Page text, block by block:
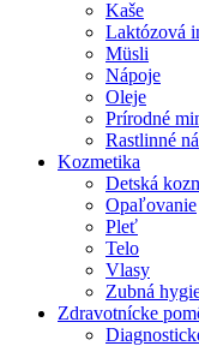
Kaše
Laktózová
Müsli
Nápoje
Oleje
Prírodné
Rastlinné
Kozmetika
Detská
Opaľovanie
Pleť
Telo
Vlasy
Zubná
Zdravotnícke